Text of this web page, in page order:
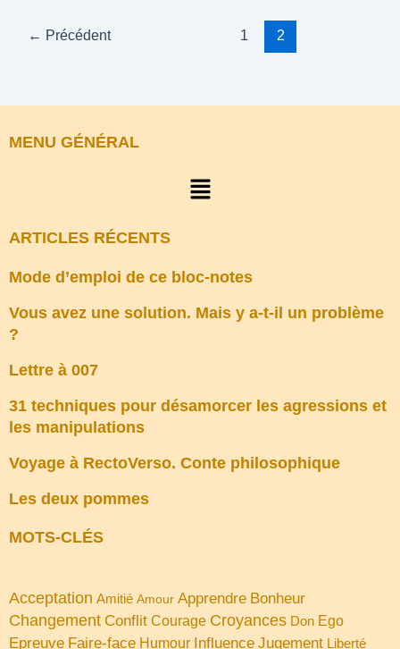
← Précédent 1 2
MENU GÉNÉRAL
Menu
ARTICLES RÉCENTS
Mode d’emploi de ce bloc-notes
Vous avez une solution. Mais y a-t-il un problème
?
Lettre à 007
31 techniques pour désamorcer les agressions et
les manipulations
Voyage à RectoVerso. Conte philosophique
Les deux pommes
MOTS-CLÉS
Acceptation Amitié Amour Apprendre Bonheur
Changement Conflit Courage Croyances Don Ego
Epreuve Faire-face Humour Influence Jugement Liberté